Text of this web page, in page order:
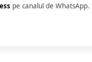
pe canalul de WhatsApp.